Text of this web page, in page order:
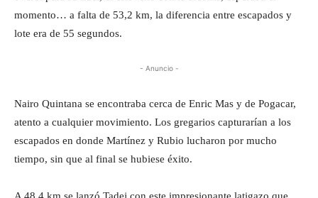
momento… a falta de 53,2 km, la diferencia entre escapados y
lote era de 55 segundos.
- Anuncio -
Nairo Quintana se encontraba cerca de Enric Mas y de Pogacar,
atento a cualquier movimiento. Los gregarios capturarían a los
escapados en donde Martínez y Rubio lucharon por mucho
tiempo, sin que al final se hubiese éxito.
A 48,4 km se lanzó Tadej con este impresionante latigazo que